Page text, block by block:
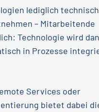
lediglich technisch
– Mitarbeitende
Technologie wird
in Prozesse
Services oder
bietet dabei